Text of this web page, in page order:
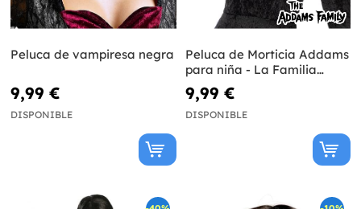
Peluca de vampiresa negra
9,99 €
DISPONIBLE
Peluca de Morticia Addams
para niña - La Familia
Addams
9,99 €
DISPONIBLE